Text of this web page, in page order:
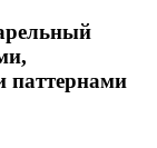
паттернами